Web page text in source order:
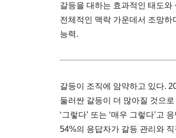
갈등을 대하는 효과적인 태도
전체적인 맥락 가운데서 조망
능력.
갈등이 조직에 암약하고 있다.
둘러싼 갈등이 더 많아질 것으
‘그렇다’ 또는 ‘매우 그렇다’고
54%의 응답자가 갈등 관리와